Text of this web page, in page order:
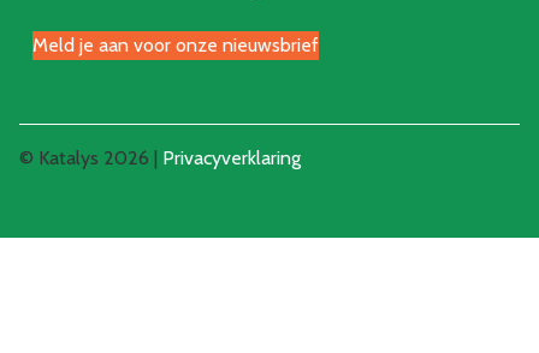
Meld je aan voor onze nieuwsbrief
© Katalys 2026 | Privacyverklaring